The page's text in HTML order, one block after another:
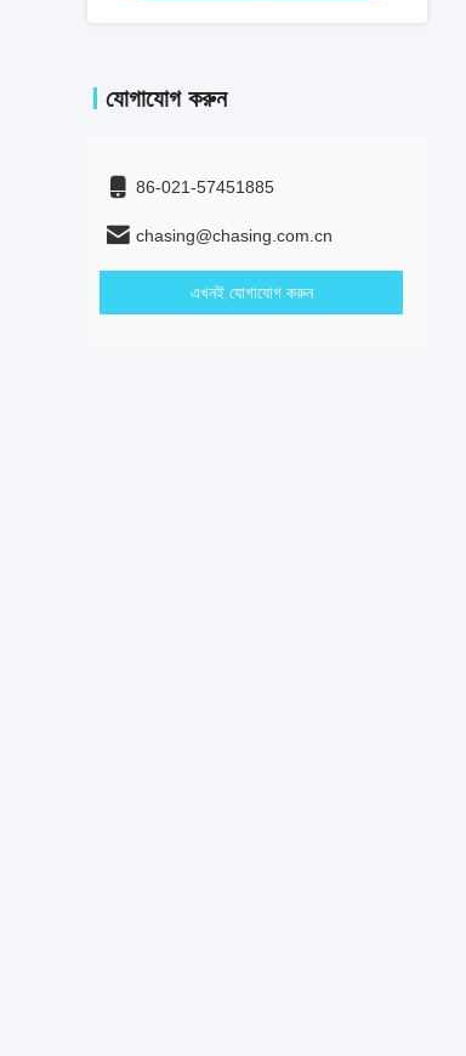
যোগাযোগ করুন
86-021-57451885
chasing@chasing.com.cn
এখনই যোগাযোগ করুন